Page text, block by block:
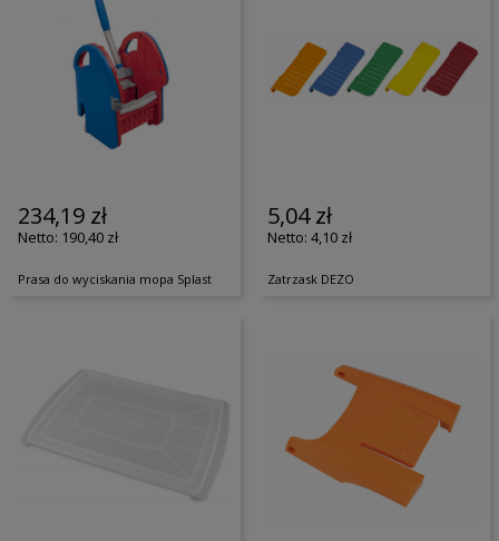
234,19 zł
190,40 zł
Prasa do wyciskania mopa Splast
5,04 zł
4,10 zł
Zatrzask DEZO